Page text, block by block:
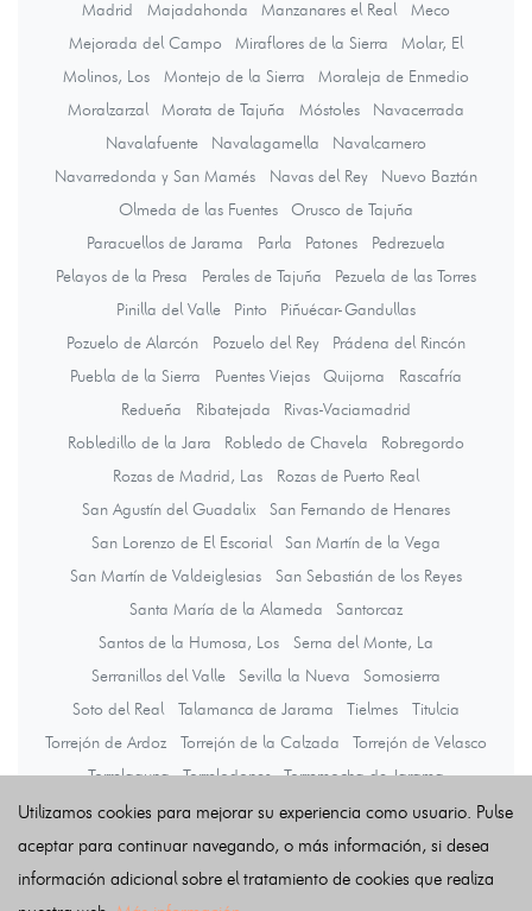
Madrid
Majadahonda Manzanares el Real
Meco
Mejorada del Campo
Miraflores de la Sierra
Molar, El
Molinos, Los
Montejo de la Sierra
Moraleja de Enmedio
Moralzarzal
Morata de Tajuña Móstoles
Navacerrada
Navalafuente
Navalagamella
Navalcarnero
Navarredonda y San Mamés
Navas del Rey
Nuevo Baztán
Olmeda de las Fuentes
Orusco de Tajuña
Paracuellos de Jarama
Parla Patones
Pedrezuela
Pelayos de la Presa
Perales de Tajuña
Pezuela de las Torres
Pinilla del Valle
Pinto
Piñuécar-Gandullas
Pozuelo de Alarcón
Pozuelo del Rey
Prádena del Rincón
Puebla de la Sierra
Puentes Viejas Quijorna
Rascafría
Redueña
Ribatejada
Rivas-Vaciamadrid
Robledillo de la Jara
Robledo de Chavela
Robregordo
Rozas de Madrid, Las
Rozas de Puerto Real
San Agustín del Guadalix
San Fernando de Henares
San Lorenzo de El Escorial
San Martín de la Vega
San Martín de Valdeiglesias
San Sebastián de los Reyes
Santa María de la Alameda
Santorcaz
Santos de la Humosa, Los
Serna del Monte, La
Serranillos del Valle
Sevilla la Nueva
Somosierra
Soto del Real
Talamanca de Jarama Tielmes
Titulcia
Torrejón de Ardoz
Torrejón de la Calzada
Torrejón de Velasco
Torrelaguna
Torrelodones
Torremocha de Jarama
Torres de la Alameda
Tres Cantos Valdaracete
Valdeavero
Valdelaguna
Valdemanco Valdemaqueda
Valdemorillo
Valdemoro
Valdeolmos-Alalpardo
Valdepiélagos
Utilizamos cookies para mejorar su experiencia como usuario. Pulse
aceptar para continuar navegando, o más información, si desea
información adicional sobre el tratamiento de cookies que realiza